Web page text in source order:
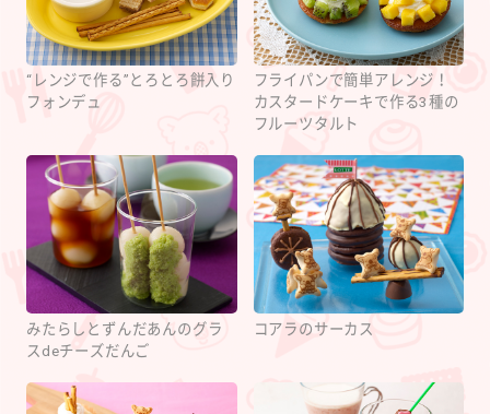
“レンジで作る”とろとろ餅入り
フォンデュ
フライパンで簡単アレンジ！
カスタードケーキで作る3種の
フルーツタルト
みたらしとずんだあんのグラ
スdeチーズだんご
コアラのサーカス